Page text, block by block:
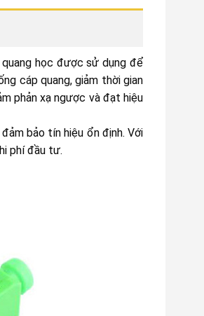
học được sử dụng để
cáp quang, giảm thời gian
phản xạ ngược và đạt hiệu
bảo tín hiệu ổn định. Với
phí đầu tư.